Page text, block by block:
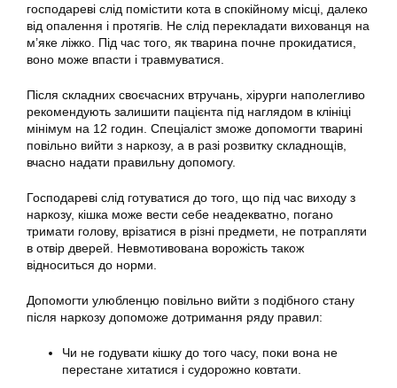
господареві слід помістити кота в спокійному місці, далеко
від опалення і протягів. Не слід перекладати вихованця на
м’яке ліжко. Під час того, як тварина почне прокидатися,
воно може впасти і травмуватися.
Після складних своєчасних втручань, хірурги наполегливо
рекомендують залишити пацієнта під наглядом в клініці
мінімум на 12 годин. Спеціаліст зможе допомогти тварині
повільно вийти з наркозу, а в разі розвитку складнощів,
вчасно надати правильну допомогу.
Господареві слід готуватися до того, що під час виходу з
наркозу, кішка може вести себе неадекватно, погано
тримати голову, врізатися в різні предмети, не потрапляти
в отвір дверей. Невмотивована ворожість також
відноситься до норми.
Допомогти улюбленцю повільно вийти з подібного стану
після наркозу допоможе дотримання ряду правил:
Чи не годувати кішку до того часу, поки вона не
перестане хитатися і судорожно ковтати.